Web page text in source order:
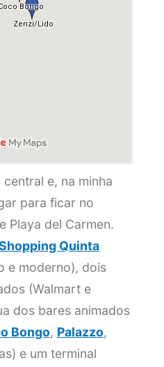
e, na minha
para ficar no
Playa del Carmen.
Quinta
e moderno), dois
(Walmart e
dos bares animados
Bongo, Palazzo,
e um terminal